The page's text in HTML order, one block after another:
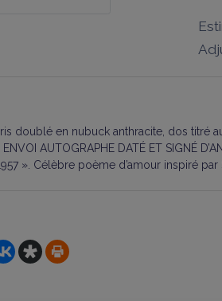
doublé en nubuck anthracite, dos titré
NVOI AUTOGRAPHE DATÉ ET SIGNÉ D’A
». Célèbre poème d’amour inspiré par